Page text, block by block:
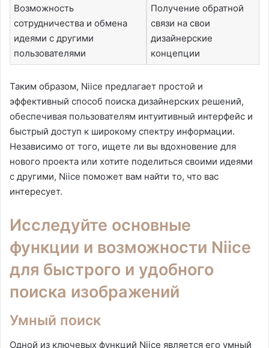
Возможность
сотрудничества и обмена
идеями с другими
пользователями
Получение обратной
связи на свои
дизайнерские
концепции
Таким образом, Niice предлагает простой и
эффективный способ поиска дизайнерских решений,
обеспечивая пользователям интуитивный интерфейс и
быстрый доступ к широкому спектру информации.
Независимо от того, ищете ли вы вдохновение для
нового проекта или хотите поделиться своими идеями
с другими, Niice поможет вам найти то, что вас
интересует.
Исследуйте основные
функции и возможности Niice
для быстрого и удобного
поиска изображений
Умный поиск
Одной из ключевых функций Niice является его умный